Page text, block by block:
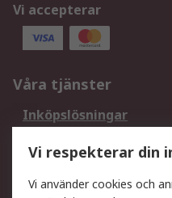
Vi accepterar
Våra tjänster
Inköpslösningar
DesignSpark
Ditt lokala säljteam
Vi respekterar din
Vi använder cookies och